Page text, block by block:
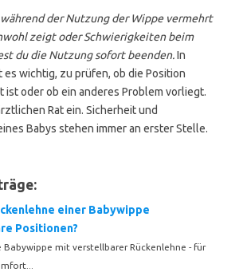
der Nutzung der Wippe vermehrt
zeigt oder Schwierigkeiten beim
du die Nutzung sofort beenden.In
es wichtig, zu prüfen, ob die Position
oder ob ein anderes Problem vorliegt.
Rat ein. Sicherheit und
Babys stehen immer an erster Stelle.
einer Babywippe
Positionen?
Babywippe mit verstellbarer Rückenlehne - für